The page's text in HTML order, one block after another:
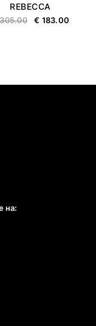
REBECCA
€ 183.00
на: